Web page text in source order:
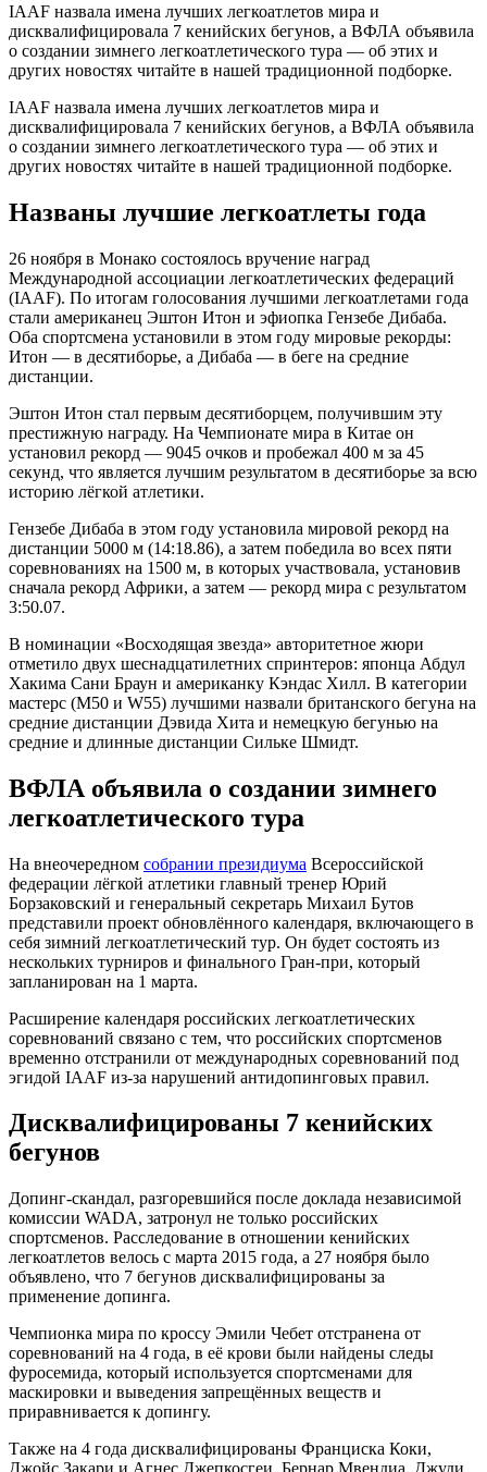
IAAF назвала имена лучших легкоатлетов мира и
дисквалифицировала 7 кенийских бегунов, а ВФЛА объявила
о создании зимнего легкоатлетического тура — об этих и
других новостях читайте в нашей традиционной подборке.
IAAF назвала имена лучших легкоатлетов мира и
дисквалифицировала 7 кенийских бегунов, а ВФЛА объявила
о создании зимнего легкоатлетического тура — об этих и
других новостях читайте в нашей традиционной подборке.
Названы лучшие легкоатлеты года
26 ноября в Монако состоялось вручение наград
Международной ассоциации легкоатлетических федераций
(IAAF). По итогам голосования лучшими легкоатлетами года
стали американец Эштон Итон и эфиопка Гензебе Дибаба.
Оба спортсмена установили в этом году мировые рекорды:
Итон — в десятиборье, а Дибаба — в беге на средние
дистанции.
Эштон Итон стал первым десятиборцем, получившим эту
престижную награду. На Чемпионате мира в Китае он
установил рекорд — 9045 очков и пробежал 400 м за 45
секунд, что является лучшим результатом в десятиборье за всю
историю лёгкой атлетики.
Гензебе Дибаба в этом году установила мировой рекорд на
дистанции 5000 м (14:18.86), а затем победила во всех пяти
соревнованиях на 1500 м, в которых участвовала, установив
сначала рекорд Африки, а затем — рекорд мира с результатом
3:50.07.
В номинации «Восходящая звезда» авторитетное жюри
отметило двух шеснадцатилетних спринтеров: японца Абдул
Хакима Сани Браун и американку Кэндас Хилл. В категории
мастерс (М50 и W55) лучшими назвали британского бегуна на
средние дистанции Дэвида Хита и немецкую бегунью на
средние и длинные дистанции Сильке Шмидт.
ВФЛА объявила о создании зимнего
легкоатлетического тура
На внеочередном собрании президиума Всероссийской
федерации лёгкой атлетики главный тренер Юрий
Борзаковский и генеральный секретарь Михаил Бутов
представили проект обновлённого календаря, включающего в
себя зимний легкоатлетический тур. Он будет состоять из
нескольких турниров и финального Гран-при, который
запланирован на 1 марта.
Расширение календаря российских легкоатлетических
соревнований связано с тем, что российских спортсменов
временно отстранили от международных соревнований под
эгидой IAAF из-за нарушений антидопинговых правил.
Дисквалифицированы 7 кенийских
бегунов
Допинг-скандал, разгоревшийся после доклада независимой
комиссии WADA, затронул не только российских
спортсменов. Расследование в отношении кенийских
легкоатлетов велось с марта 2015 года, а 27 ноября было
объявлено, что 7 бегунов дисквалифицированы за
применение допинга.
Чемпионка мира по кроссу Эмили Чебет отстранена от
соревнований на 4 года, в её крови были найдены следы
фуросемида, который используется спортсменами для
маскировки и выведения запрещённых веществ и
приравнивается к допингу.
Также на 4 года дисквалифицированы Франциска Коки,